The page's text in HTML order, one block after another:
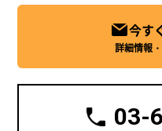
今す
詳細情報
03-